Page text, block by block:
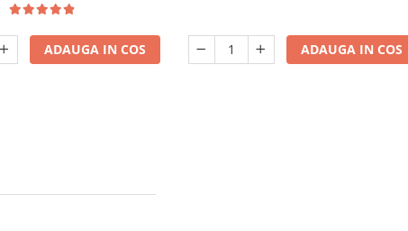
ADAUGA IN COS ADAUGA IN COS